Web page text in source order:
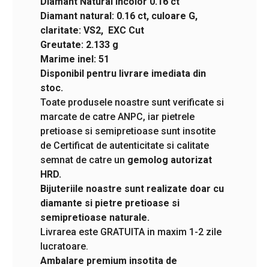
Diamant natural: 0.16 ct, culoare G,
claritate: VS2, EXC Cut
Greutate: 2.133 g
Marime inel: 51
Disponibil pentru livrare imediata din
stoc.
Toate produsele noastre sunt verificate si
marcate de catre ANPC, iar pietrele
pretioase si semipretioase sunt insotite
de Certificat de autenticitate si calitate
semnat de catre un gemolog autorizat
HRD.
Bijuteriile noastre sunt realizate doar cu
diamante si pietre pretioase si
semipretioase naturale.
Livrarea este GRATUITA in maxim 1-2 zile
lucratoare.
Ambalare premium insotita de